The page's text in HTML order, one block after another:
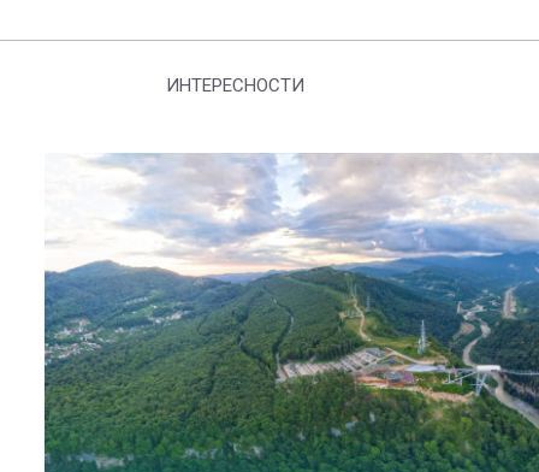
ИНТЕРЕСНОСТИ